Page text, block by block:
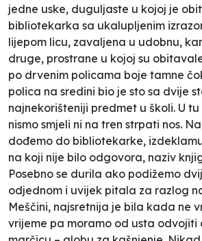
jedne uske, duguljaste u kojoj je
bibliotekarka sa ukalupljenim
lijepom licu, zavaljena u udobnu,
druge, prostrane u kojoj su
po drvenim policama boje tamne
polica na sredini bio je sto sa dvije
najnekorišteniji predmet u školi. U
nismo smjeli ni na tren strpati nos.
dođemo do bibliotekarke,
na koji nije bilo odgovora, naziv
Posebno se durila ako podižemo
odjednom i uvijek pitala za razlog
Meščini, najsretnija je bila kada ne
vrijeme pa moramo od usta odvojiti